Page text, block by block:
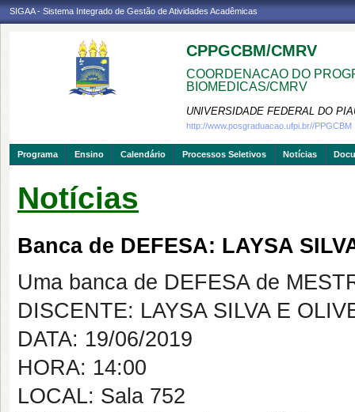
SIGAA - Sistema Integrado de Gestão de Atividades Acadêmicas
CPPGCBM/CMRV
COORDENACAO DO
BIOMEDICAS/CMRV
UNIVERSIDADE FEDERAL DO
http://www.posgraduacao.ufpi.br//PPGCBM
Programa Ensino Calendário Processos Seletivos Notícias
Notícias
Banca de DEFESA: LAYSA
Uma banca de DEFESA de
DISCENTE: LAYSA SILVA E
DATA: 19/06/2019
HORA: 14:00
LOCAL: Sala 752